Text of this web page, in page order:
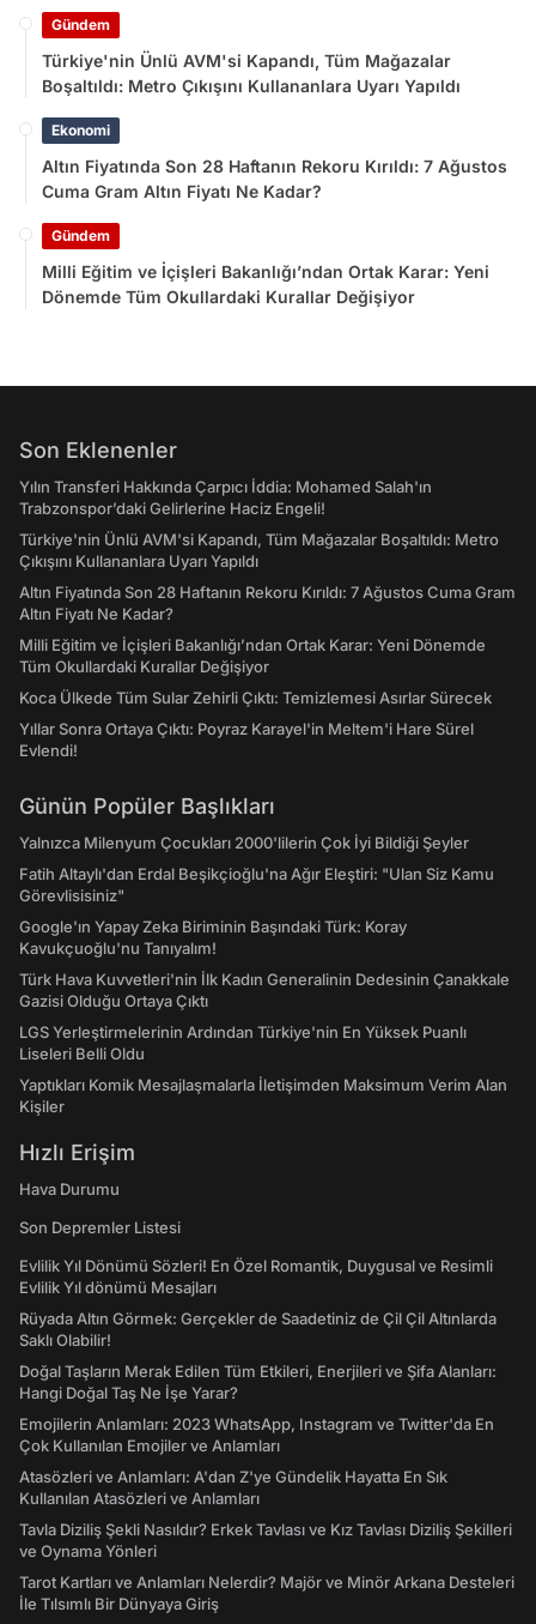
Gündem
Türkiye'nin Ünlü AVM'si Kapandı, Tüm Mağazalar
Boşaltıldı: Metro Çıkışını Kullananlara Uyarı Yapıldı
Ekonomi
Altın Fiyatında Son 28 Haftanın Rekoru Kırıldı: 7 Ağustos
Cuma Gram Altın Fiyatı Ne Kadar?
Gündem
Milli Eğitim ve İçişleri Bakanlığı’ndan Ortak Karar: Yeni
Dönemde Tüm Okullardaki Kurallar Değişiyor
Son Eklenenler
Yılın Transferi Hakkında Çarpıcı İddia: Mohamed Salah'ın
Trabzonspor’daki Gelirlerine Haciz Engeli!
Türkiye'nin Ünlü AVM'si Kapandı, Tüm Mağazalar Boşaltıldı: Metro
Çıkışını Kullananlara Uyarı Yapıldı
Altın Fiyatında Son 28 Haftanın Rekoru Kırıldı: 7 Ağustos Cuma Gram
Altın Fiyatı Ne Kadar?
Milli Eğitim ve İçişleri Bakanlığı’ndan Ortak Karar: Yeni Dönemde
Tüm Okullardaki Kurallar Değişiyor
Koca Ülkede Tüm Sular Zehirli Çıktı: Temizlemesi Asırlar Sürecek
Yıllar Sonra Ortaya Çıktı: Poyraz Karayel'in Meltem'i Hare Sürel
Evlendi!
Günün Popüler Başlıkları
Yalnızca Milenyum Çocukları 2000'lilerin Çok İyi Bildiği Şeyler
Fatih Altaylı'dan Erdal Beşikçioğlu'na Ağır Eleştiri: "Ulan Siz Kamu
Görevlisisiniz"
Google'ın Yapay Zeka Biriminin Başındaki Türk: Koray
Kavukçuoğlu'nu Tanıyalım!
Türk Hava Kuvvetleri'nin İlk Kadın Generalinin Dedesinin Çanakkale
Gazisi Olduğu Ortaya Çıktı
LGS Yerleştirmelerinin Ardından Türkiye'nin En Yüksek Puanlı
Liseleri Belli Oldu
Yaptıkları Komik Mesajlaşmalarla İletişimden Maksimum Verim Alan
Kişiler
Hızlı Erişim
Hava Durumu
Son Depremler Listesi
Evlilik Yıl Dönümü Sözleri! En Özel Romantik, Duygusal ve Resimli
Evlilik Yıl dönümü Mesajları
Rüyada Altın Görmek: Gerçekler de Saadetiniz de Çil Çil Altınlarda
Saklı Olabilir!
Doğal Taşların Merak Edilen Tüm Etkileri, Enerjileri ve Şifa Alanları:
Hangi Doğal Taş Ne İşe Yarar?
Emojilerin Anlamları: 2023 WhatsApp, Instagram ve Twitter'da En
Çok Kullanılan Emojiler ve Anlamları
Atasözleri ve Anlamları: A'dan Z'ye Gündelik Hayatta En Sık
Kullanılan Atasözleri ve Anlamları
Tavla Diziliş Şekli Nasıldır? Erkek Tavlası ve Kız Tavlası Diziliş Şekilleri
ve Oynama Yönleri
Tarot Kartları ve Anlamları Nelerdir? Majör ve Minör Arkana Desteleri
İle Tılsımlı Bir Dünyaya Giriş